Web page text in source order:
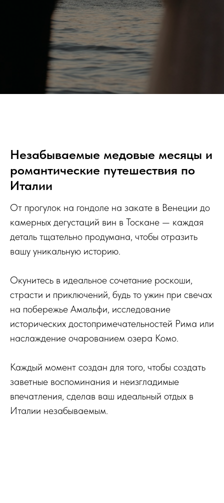
Незабываемые медовые месяцы и
романтические путешествия по
Италии
От прогулок на гондоле на закате в Венеции до
камерных дегустаций вин в Тоскане — каждая
деталь тщательно продумана, чтобы отразить
вашу уникальную историю.
Окунитесь в идеальное сочетание роскоши,
страсти и приключений, будь то ужин при свечах
на побережье Амальфи, исследование
исторических достопримечательностей Рима или
наслаждение очарованием озера Комо.
Каждый момент создан для того, чтобы создать
заветные воспоминания и неизгладимые
впечатления, сделав ваш идеальный отдых в
Италии незабываемым.